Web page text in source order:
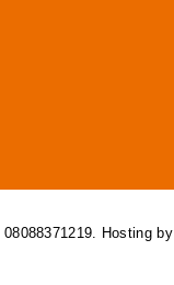
Hosting by